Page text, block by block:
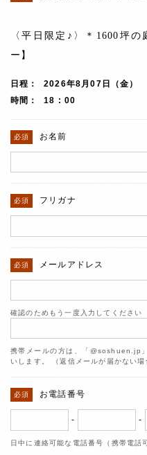
〈平日限定♪〉＊1600坪
ー】
日程
2026年8月07日（金）
時間
18 : 00
お名前
フリガナ
メールアドレス
確認のためもう一度入力してください
携帯メールの方は、「@soshuen.jp
いします。 （返信メールが届かない
お電話番号
- -
日中に連絡可能な電話番号（携帯電話